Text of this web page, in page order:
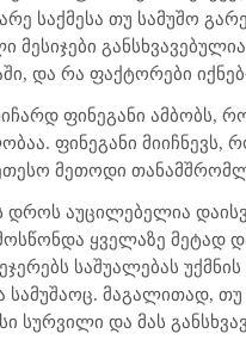
საქმესა თუ სამუშო
მესიჯები
და რა ფაქტორები
ფინეგანი ამბობს,
ფინეგანი მიიჩნევს,
მეთოდი
დროს აუცილებელია
ყველაზე მეტად
საშუალებას
მაგალითად,
სურვილი და მას